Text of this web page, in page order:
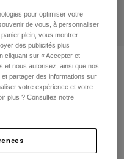
Junior
pour optimiser votre
de vous, à personnaliser
plein, vous montrer
des publicités plus
cliquant sur « Accepter et
et nous autorisez, ainsi que nos
partager des informations sur
votre expérience et votre
plus ? Consultez notre